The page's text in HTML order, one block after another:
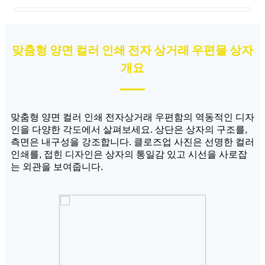
맞춤형 양면 컬러 인쇄 전자 상거래 우편물 상자
개요
맞춤형 양면 컬러 인쇄 전자상거래 우편함의 역동적인 디자
인을 다양한 각도에서 살펴보세요. 상단은 상자의 구조를,
측면은 내구성을 강조합니다. 클로즈업 사진은 선명한 컬러
인쇄를, 접힌 디자인은 상자의 통일감 있고 시선을 사로잡
는 외관을 보여줍니다.